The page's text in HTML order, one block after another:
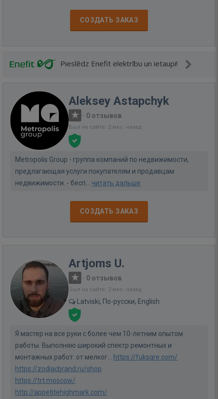
СОЗДАТЬ ЗАКАЗ
Pieslēdz Enefit elektrību un ietaupi!
Aleksey Astapchyk
· 0 отзывов
Был на сайте: 2 мес. назад
Metropolis Group - группа компаний по недвижимости,
предлагающая услуги покупателям и продавцам
недвижимости. - бесп... читать дальше
СОЗДАТЬ ЗАКАЗ
Artjoms U.
· 0 отзывов
Был на сайте: 2 мес. назад
Latviski, По-русски, English
Я мастер на все руки с более чем 10-летним опытом
работы. Выполняю широкий спектр ремонтных и
монтажных работ: от мелког... https://fuksqre.com/
https://zodiacbrand.ru/shop
https://trt.moscow/
http://appetitehighmark.com/